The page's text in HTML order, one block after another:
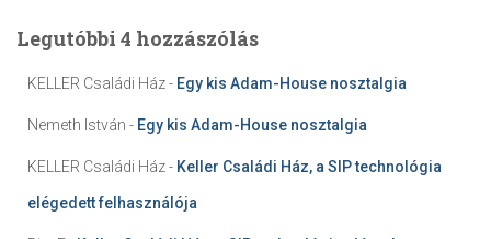
Legutóbbi 4 hozzászólás
KELLER Családi Ház- Egy kis Adam-House nosztalgia
Nemeth István - Egy kis Adam-House nosztalgia
KELLER Családi Ház- Keller Családi Ház, a SIP technológia
elégedett felhasználója